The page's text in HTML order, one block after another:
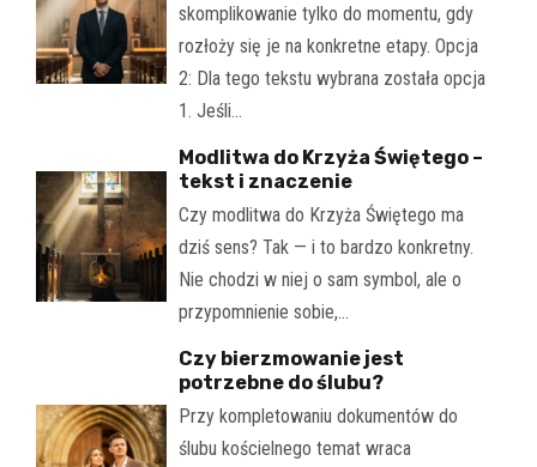
skomplikowanie tylko do momentu, gdy
rozłoży się je na konkretne etapy. Opcja
2: Dla tego tekstu wybrana została opcja
1. Jeśli…
Modlitwa do Krzyża Świętego –
tekst i znaczenie
Czy modlitwa do Krzyża Świętego ma
dziś sens? Tak — i to bardzo konkretny.
Nie chodzi w niej o sam symbol, ale o
przypomnienie sobie,…
Czy bierzmowanie jest
potrzebne do ślubu?
Przy kompletowaniu dokumentów do
ślubu kościelnego temat wraca